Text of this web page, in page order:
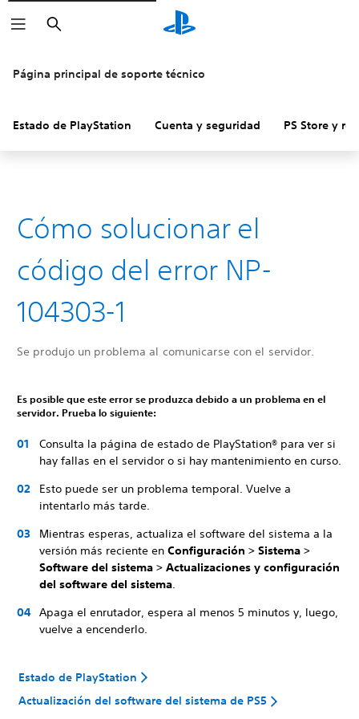
Buscar
Página principal de soporte técnico
Estado de PlayStation Cuenta y seguridad PS Store y
Cómo solucionar el
código del error NP-
104303-1
Se produjo un problema al comunicarse con el servidor.
Es posible que este error se produzca debido a un problema en el
servidor. Prueba lo siguiente:
Consulta la página de estado de PlayStation® para ver si
hay fallas en el servidor o si hay mantenimiento en curso.
Esto puede ser un problema temporal. Vuelve a
intentarlo más tarde.
Mientras esperas, actualiza el software del sistema a la
versión más reciente en Configuración > Sistema >
Software del sistema > Actualizaciones y configuración
del software del sistema.
Apaga el enrutador, espera al menos 5 minutos y, luego,
vuelve a encenderlo.
Estado de PlayStation
Actualización del software del sistema de PS5